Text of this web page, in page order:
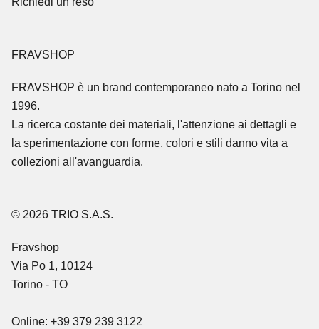
FRAVSHOP
FRAVSHOP è un brand contemporaneo nato a Torino nel
1996.
La ricerca costante dei materiali, l'attenzione ai dettagli e
la sperimentazione con forme, colori e stili danno vita a
collezioni all'avanguardia.
© 2026 TRIO S.A.S.
Fravshop
Via Po 1, 10124
Torino - TO
Online: +39 379 239 3122